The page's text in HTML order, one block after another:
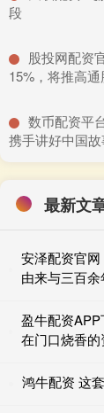
段
股投网配资
15%，将推高
数币配资平
携手讲好中国
最新文
安泽配资官网
由来与三百
盈牛配资
在门口烧香
鸿牛配资 这